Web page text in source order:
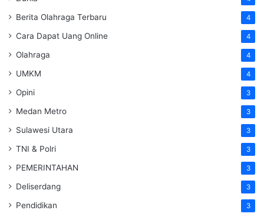
Berita Olahraga Terbaru 4
Cara Dapat Uang Online 4
Olahraga 4
UMKM 4
Opini 3
Medan Metro 3
Sulawesi Utara 3
TNI & Polri 3
PEMERINTAHAN 3
Deliserdang 3
Pendidikan 3